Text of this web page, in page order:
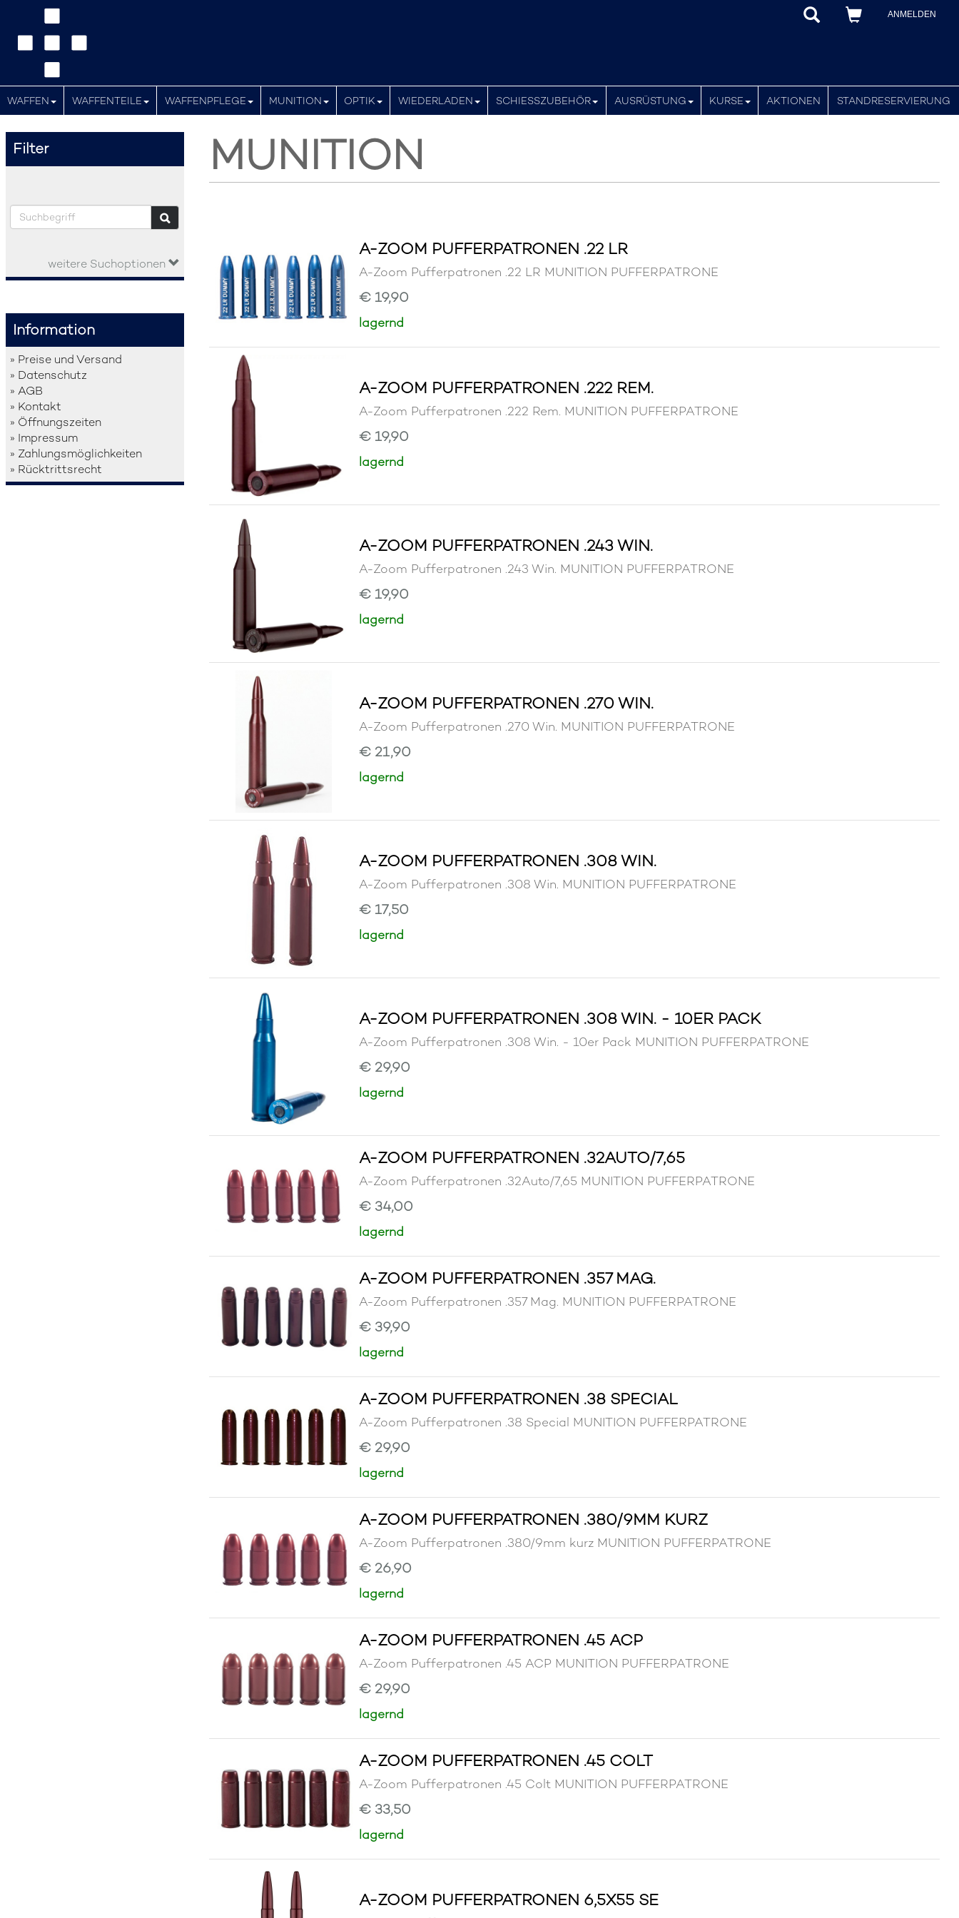
ANMELDEN
WAFFEN WAFFENTEILE WAFFENPFLEGE MUNITION OPTIK WIEDERLADEN SCHIESSZUBEHÖR AUSRÜSTUNG KURSE AKTIONEN STANDRESERVIERUNG
Filter
weitere Suchoptionen
Information
» Preise und Versand
» Datenschutz
» AGB
» Kontakt
» Öffnungszeiten
» Impressum
» Zahlungsmöglichkeiten
» Rücktrittsrecht
MUNITION
A-ZOOM PUFFERPATRONEN .22 LR
A-Zoom Pufferpatronen .22 LR MUNITION PUFFERPATRONE
€ 19,90
lagernd
A-ZOOM PUFFERPATRONEN .222 REM.
A-Zoom Pufferpatronen .222 Rem. MUNITION PUFFERPATRONE
€ 19,90
lagernd
A-ZOOM PUFFERPATRONEN .243 WIN.
A-Zoom Pufferpatronen .243 Win. MUNITION PUFFERPATRONE
€ 19,90
lagernd
A-ZOOM PUFFERPATRONEN .270 WIN.
A-Zoom Pufferpatronen .270 Win. MUNITION PUFFERPATRONE
€ 21,90
lagernd
A-ZOOM PUFFERPATRONEN .308 WIN.
A-Zoom Pufferpatronen .308 Win. MUNITION PUFFERPATRONE
€ 17,50
lagernd
A-ZOOM PUFFERPATRONEN .308 WIN. - 10ER PACK
A-Zoom Pufferpatronen .308 Win. - 10er Pack MUNITION PUFFERPATRONE
€ 29,90
lagernd
A-ZOOM PUFFERPATRONEN .32AUTO/7,65
A-Zoom Pufferpatronen .32Auto/7,65 MUNITION PUFFERPATRONE
€ 34,00
lagernd
A-ZOOM PUFFERPATRONEN .357 MAG.
A-Zoom Pufferpatronen .357 Mag. MUNITION PUFFERPATRONE
€ 39,90
lagernd
A-ZOOM PUFFERPATRONEN .38 SPECIAL
A-Zoom Pufferpatronen .38 Special MUNITION PUFFERPATRONE
€ 29,90
lagernd
A-ZOOM PUFFERPATRONEN .380/9MM KURZ
A-Zoom Pufferpatronen .380/9mm kurz MUNITION PUFFERPATRONE
€ 26,90
lagernd
A-ZOOM PUFFERPATRONEN .45 ACP
A-Zoom Pufferpatronen .45 ACP MUNITION PUFFERPATRONE
€ 29,90
lagernd
A-ZOOM PUFFERPATRONEN .45 COLT
A-Zoom Pufferpatronen .45 Colt MUNITION PUFFERPATRONE
€ 33,50
lagernd
A-ZOOM PUFFERPATRONEN 6,5X55 SE